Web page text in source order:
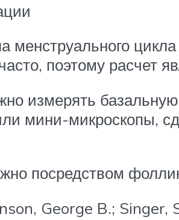
менструального
поэтому расчет
измерять
мини-микроскопы,
посредством
George B.;